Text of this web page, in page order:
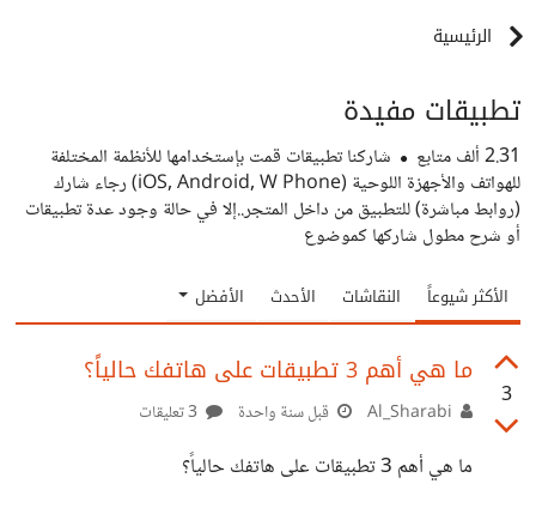
الرئيسية
تطبيقات مفيدة
2.31 ألف متابع
شاركنا تطبيقات قمت بإستخدامها للأنظمة المختلفة
للهواتف والأجهزة اللوحية (iOS, Android, W Phone) رجاء شارك
(روابط مباشرة) للتطبيق من داخل المتجر..إلا في حالة وجود عدة تطبيقات
أو شرح مطول شاركها كموضوع
الأكثر شيوعاً النقاشات الأحدث الأفضل
3
ما هي أهم 3 تطبيقات على هاتفك حالياً؟
قبل سنة واحدة
ما هي أهم 3 تطبيقات على هاتفك حالياً؟